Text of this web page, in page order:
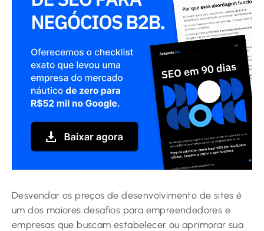
Desvendar os preços de desenvolvimento de sites é
um dos maiores desafios para empreendedores e
empresas que buscam estabelecer ou aprimorar sua